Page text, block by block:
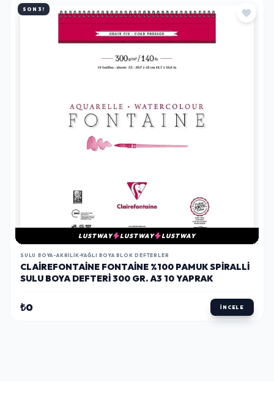
SON 3!
LUSTWAY LUSTWAY LUSTWAY
SULU BOYA-AKRILIK-YAĞLI BOYA BLOK DEFTERLER
CLAIREFONTAINE FONTAINE %100 PAMUK SPIRALLI
SULU BOYA DEFTERI 300 GR. A3 10 YAPRAK
₺0 İNCELE